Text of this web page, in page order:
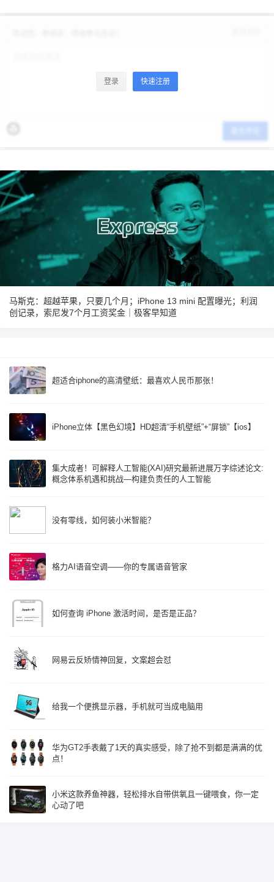
登录 快速注册
马斯克：超越苹果，只要几个月；iPhone 13 mini 配置曝光；利润
创记录，索尼发7个月工资奖金｜极客早知道
超适合iphone的高清壁纸：最喜欢人民币那张！
iPhone立体【黑色幻境】HD超清“手机壁纸”+“屏锁”【ios】
集大成者！可解释人工智能(XAI)研究最新进展万字综述论文:
概念体系机遇和挑战—构建负责任的人工智能
没有零线，如何装小米智能？
格力AI语音空调——你的专属语音管家
如何查询 iPhone 激活时间，是否是正品？
网易云反矫情神回复，文案超会怼
给我一个便携显示器，手机就可当成电脑用
华为GT2手表戴了1天的真实感受，除了抢不到都是满满的优
点！
小米这款养鱼神器，轻松排水自带供氧且一键喂食，你一定
心动了吧